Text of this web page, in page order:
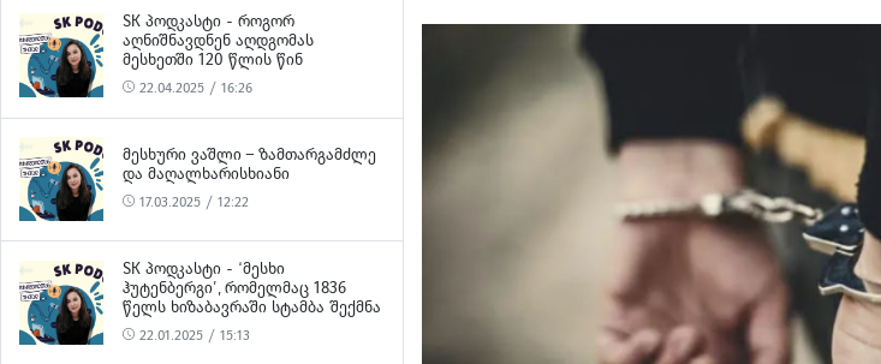
SK ᲞᲝᲓᲙᲐᲡᲢᲘ - ᲠᲝᲒᲝᲠ
ᲐᲦᲜᲘᲨᲜᲐᲕᲓᲜᲔᲜ ᲐᲦᲓᲒᲝᲛᲐᲡ
ᲛᲔᲡᲮᲔᲗᲨᲘ 120 ᲬᲚᲘᲡ ᲬᲘᲜ
22.04.2025 / 16:26
ᲛᲔᲡᲮᲣᲠᲘ ᲕᲐᲨᲚᲘ – ᲖᲐᲛᲗᲐᲠᲒᲐᲛᲫᲚᲔ
ᲓᲐ ᲛᲐᲦᲐᲚᲮᲐᲠᲘᲡᲮᲘᲐᲜᲘ
17.03.2025 / 12:22
SK ᲞᲝᲓᲙᲐᲡᲢᲘ - ‘ᲛᲔᲡᲮᲘ
ᲰᲣᲢᲔᲜᲑᲔᲠᲒᲘ’, ᲠᲝᲛᲔᲚᲛᲐᲪ 1836
ᲬᲔᲚᲡ ᲮᲘᲖᲐᲑᲐᲕᲠᲐᲨᲘ ᲡᲢᲐᲛᲑᲐ ᲨᲔᲥᲛᲜᲐ
22.01.2025 / 15:13